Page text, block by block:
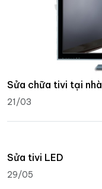
Sửa chữa tivi tại nhà
21/03
Sửa tivi LED
29/05